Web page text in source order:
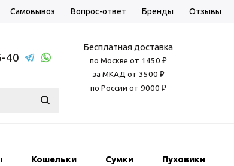
Самовывоз Вопрос-ответ Бренды Отзывы
40
Бесплатная доставка
по Москве от 1450 ₽
за МКАД от 3500 ₽
по России от 9000 ₽
Кошельки Сумки Пуховики